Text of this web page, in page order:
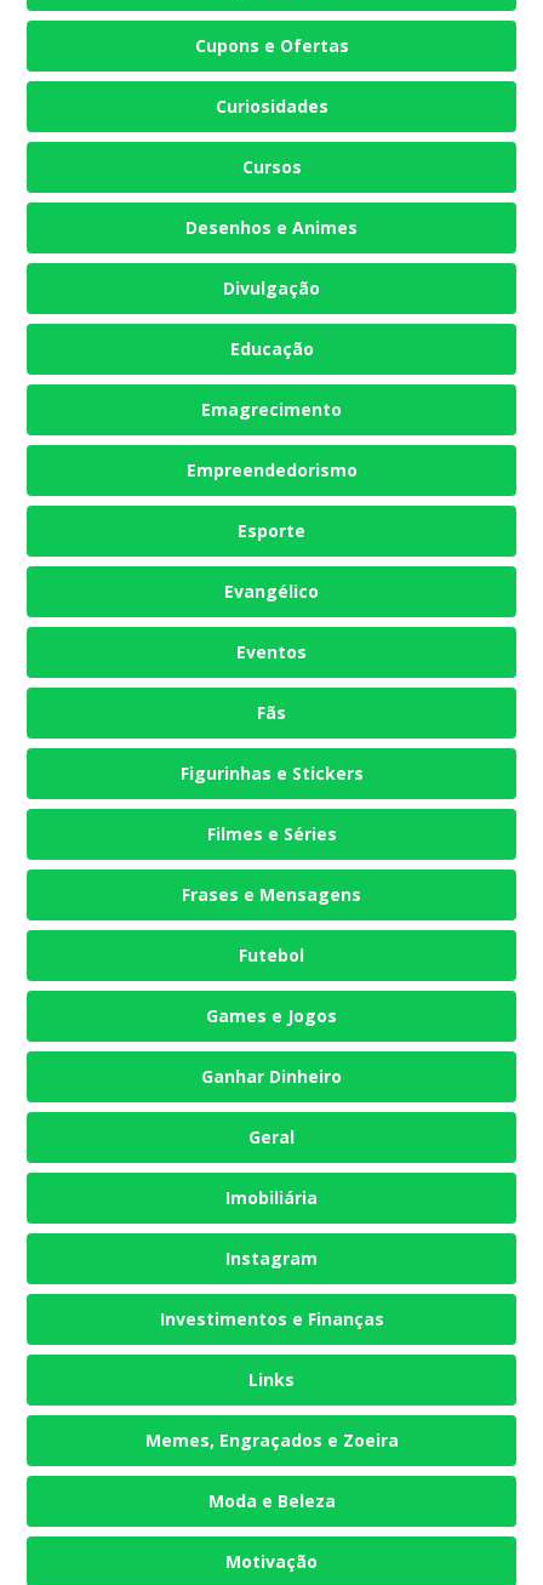
Cupons e Ofertas
Curiosidades
Cursos
Desenhos e Animes
Divulgação
Educação
Emagrecimento
Empreendedorismo
Esporte
Evangélico
Eventos
Fãs
Figurinhas e Stickers
Filmes e Séries
Frases e Mensagens
Futebol
Games e Jogos
Ganhar Dinheiro
Geral
Imobiliária
Instagram
Investimentos e Finanças
Links
Memes, Engraçados e Zoeira
Moda e Beleza
Motivação